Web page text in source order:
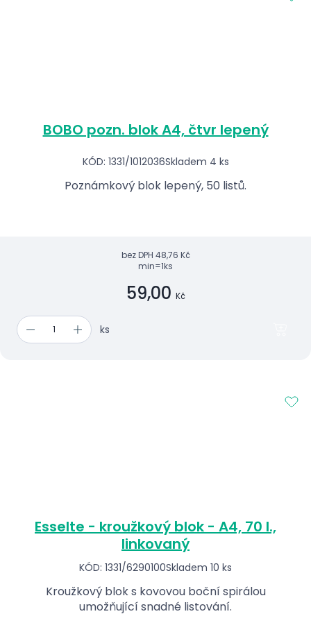
BOBO pozn. blok A4, čtvr lepený
KÓD: 1331/1012036Skladem 4 ks
Poznámkový blok lepený, 50 listů.
bez DPH 48,76 Kč
min=1ks
59,00 Kč
ks
Esselte - kroužkový blok - A4, 70 l.,
linkovaný
KÓD: 1331/6290100Skladem 10 ks
Kroužkový blok s kovovou boční spirálou
umožňující snadné listování.